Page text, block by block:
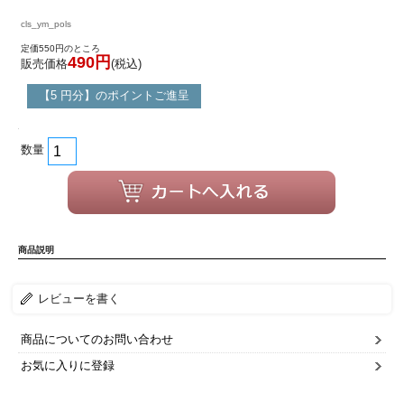
cls_ym_pols
定価550円のところ
販売価格490円 (税込)
【5 円分】のポイントご進呈
数量
商品説明
レビューを書く
商品についてのお問い合わせ
お気に入りに登録